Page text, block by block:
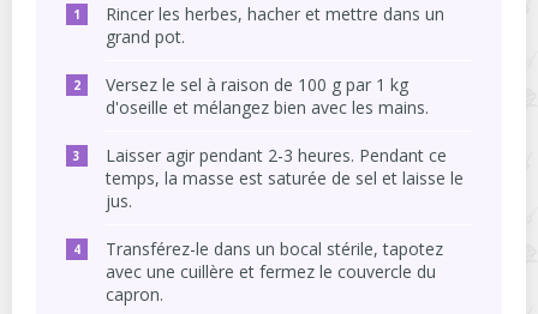
Rincer les herbes, hacher et mettre dans un
grand pot.
Versez le sel à raison de 100 g par 1 kg
d'oseille et mélangez bien avec les mains.
Laisser agir pendant 2-3 heures. Pendant ce
temps, la masse est saturée de sel et laisse le
jus.
Transférez-le dans un bocal stérile, tapotez
avec une cuillère et fermez le couvercle du
capron.